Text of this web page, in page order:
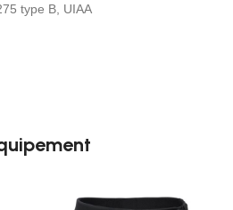
type B, UIAA